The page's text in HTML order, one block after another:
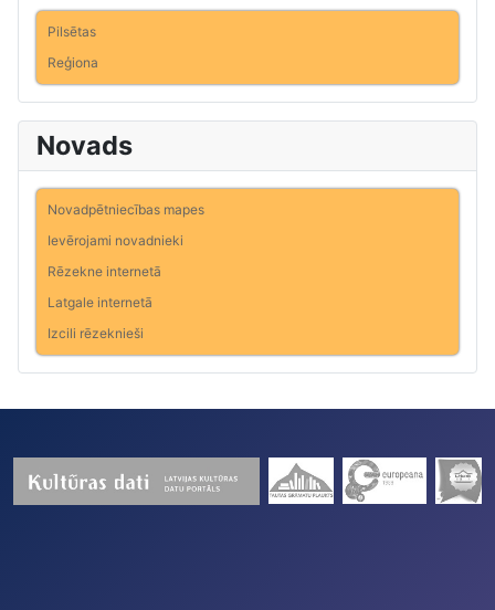
Pilsētas
Reģiona
Novads
Novadpētniecības mapes
Ievērojami novadnieki
Rēzekne internetā
Latgale internetā
Izcili rēzeknieši